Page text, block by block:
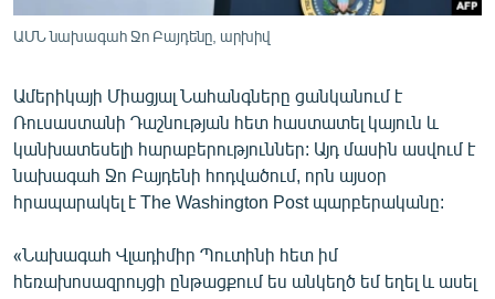
ԱՐԽԻՎ
ԲԱՆԱՎԵՃ
ՁԳՏԵԼՈՎ ԼԱՎԱԳՈՒՅՆԻՆ
ՓՈԴՔԱՍԹ
Հայերեն
English
ԱՄՆ նախագահ Ջո Բայդենը, արխիվ
Ամերիկայի Միացյալ Նահանգները ցանկանում է
Ռուսաստանի Դաշնության հետ հաստատել կայուն և
կանխատեսելի հարաբերություններ: Այդ մասին ասվում է
նախագահ Ջո Բայդենի հոդվածում, որն այսօր
հրապարակել է The Washington Post պարբերականը:
«Նախագահ Վլադիմիր Պուտինի հետ իմ
հեռախոսազրույցի ընթացքում ես անկեղծ եմ եղել և ասել